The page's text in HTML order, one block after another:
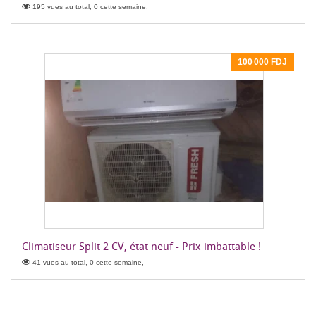
195 vues au total, 0 cette semaine,
100 000 FDJ
Climatiseur Split 2 CV, état neuf - Prix imbattable !
41 vues au total, 0 cette semaine,